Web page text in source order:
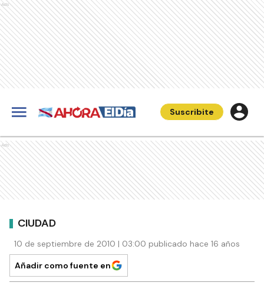
Ads
Suscribite
Ads
CIUDAD
10 de septiembre de 2010 | 03:00 publicado hace 16 años
Añadir como fuente en